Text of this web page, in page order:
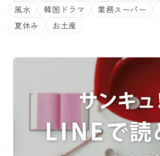
風水
韓国ドラマ 業務スーパー
夏休み
お土産